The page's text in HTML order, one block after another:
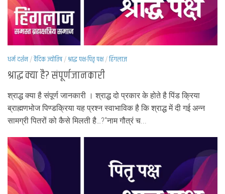
धर्म दर्शन/वैदिक ज्योतिष/श्राद्ध पक्ष-पितृ पक्ष/हिंगलाज
श्राद्ध क्या है? संपूर्णजानकारी
श्राद्ध क्या है संपूर्ण जानकारी । श्राद्ध दो प्रकार के होते है पिंड क्रिया
ब्राह्मणभोज पिण्डक्रिया यह प्रश्न स्वाभाविक है कि श्राद्ध में दी गई अन्न
सामग्री पितरों को कैसे मिलती है…?“नाम गौत्रं च...